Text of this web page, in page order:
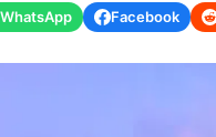
WhatsApp Facebook